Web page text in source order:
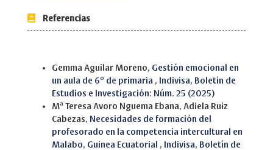
Referencias
Gemma Aguilar Moreno, Gestión emocional en
un aula de 6º de primaria , Indivisa, Boletín de
Estudios e Investigación: Núm. 25 (2025)
Mª Teresa Avoro Nguema Ebana, Adiela Ruiz
Cabezas, Necesidades de formación del
profesorado en la competencia intercultural en
Malabo, Guinea Ecuatorial , Indivisa, Boletín de